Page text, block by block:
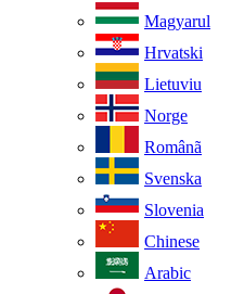
Magyarul
Hrvatski
Lietuviu
Norge
Românã
Svenska
Slovenia
Chinese
Arabic